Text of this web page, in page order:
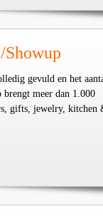
gevuld en het
brengt meer dan 1.000
gifts, jewelry, kitchen